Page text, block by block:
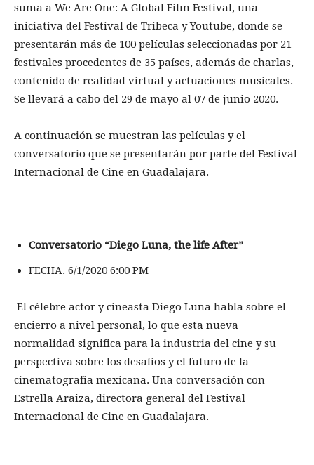
suma a We Are One: A Global Film Festival, una
iniciativa del Festival de Tribeca y Youtube, donde se
presentarán más de 100 películas seleccionadas por 21
festivales procedentes de 35 países, además de charlas,
contenido de realidad virtual y actuaciones musicales.
Se llevará a cabo del 29 de mayo al 07 de junio 2020.
A continuación se muestran las películas y el
conversatorio que se presentarán por parte del Festival
Internacional de Cine en Guadalajara.
Conversatorio “Diego Luna, the life After”
FECHA. 6/1/2020 6:00 PM
El célebre actor y cineasta Diego Luna habla sobre el
encierro a nivel personal, lo que esta nueva
normalidad significa para la industria del cine y su
perspectiva sobre los desafíos y el futuro de la
cinematografía mexicana. Una conversación con
Estrella Araiza, directora general del Festival
Internacional de Cine en Guadalajara.